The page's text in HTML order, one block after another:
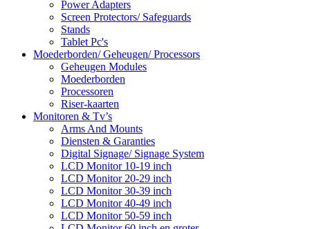
Power Adapters
Screen Protectors/ Safeguards
Stands
Tablet Pc's
Moederborden/ Geheugen/ Processors
Geheugen Modules
Moederborden
Processoren
Riser-kaarten
Monitoren & Tv’s
Arms And Mounts
Diensten & Garanties
Digital Signage/ Signage System
LCD Monitor 10-19 inch
LCD Monitor 20-29 inch
LCD Monitor 30-39 inch
LCD Monitor 40-49 inch
LCD Monitor 50-59 inch